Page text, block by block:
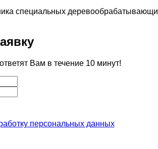
Вам в течение 10 минут!
персональных данных